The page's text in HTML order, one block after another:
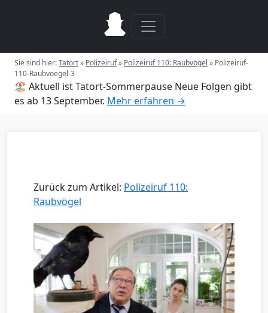
Sie sind hier:Tatort» Polizeiruf» Polizeiruf 110: Raubvögel » Polizeiruf-
110-Raubvoegel-3
🏖️ Aktuell ist Tatort-Sommerpause Neue Folgen gibt
es ab 13 September. Mehr erfahren →
Zurück zum Artikel: Polizeiruf 110:
Raubvögel